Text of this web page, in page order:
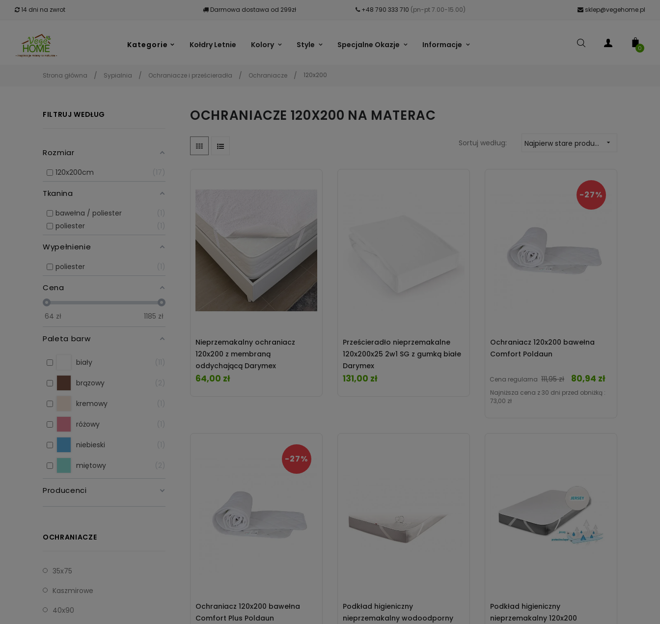
14 dni na zwrot Darmowa dostawa od 299zł +48 790 333 710 (pn-pt 7.00-15.00) sklep@vegehome.pl
Kategorie Kołdry Letnie Kolory Style Specjalne Okazje Informacje 0
Strona główna Sypialnia Ochraniacze i prześcieradła Ochraniacze 120x200
FILTRUJ WEDŁUG
Rozmiar
120x200cm 17
Tkanina
bawełna / poliester
1
poliester
1
Wypełnienie
poliester 1
Cena
64 zł 1185 zł
Paleta barw
biały 11
brązowy 2
kremowy 1
różowy 1
niebieski 1
miętowy 2
Producenci
OCHRANIACZE
35x75
Kaszmirowe
40x90
OCHRANIACZE 120X200 NA MATERAC
Sortuj według: Najpierw stare produkty 
Nieprzemakalny ochraniacz
120x200 z membraną
oddychającą Darymex
Cena
64,00 zł
Prześcieradło nieprzemakalne
120x200x25 2w1 SG z gumką białe
Darymex
Cena
131,00 zł
Ochraniacz 120x200 bawełna
Comfort Poldaun
Cena regularna 111,95 zł
-27%
Cena
80,94 zł
Najniższa cena z 30 dni przed obniżką :
73,00 zł
Ochraniacz 120x200 bawełna
Comfort Plus Poldaun
-27%
Podkład higieniczny
nieprzemakalny wodoodporny
Podkład higieniczny
nieprzemakalny 120x200